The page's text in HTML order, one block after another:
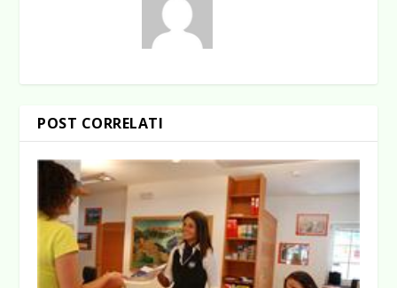
POST CORRELATI